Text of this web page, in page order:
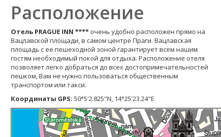
Расположение
Отель PRAGUE INN **** очень удобно расположен прямо на
Вацлавской площади, в самом центре Праги. Вацлавская
площадь с ее пешеходной зоной гарантирует всем нашим
гостям необходимый покой для отдыха. Расположение отеля
позволяет легко добраться до всех достопримечательностей
пешком, Вам не нужно пользоваться общественным
транспортом или такси.
Координаты GPS: 50°5'2.825"N, 14°25'23.24"E